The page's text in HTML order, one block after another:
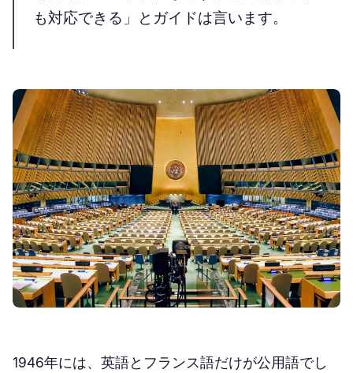
も対応できる」とガイドは言います。
1946年には、英語とフランス語だけが公用語でし